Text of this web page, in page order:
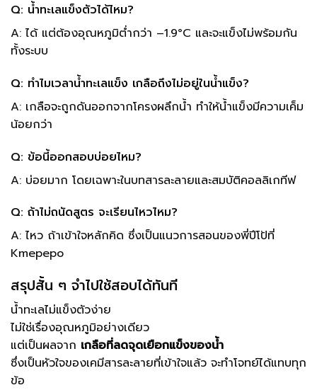
Q: น้ำทะเลแข็งตัวได้ไหม?
A: ได้ แต่ต้องอุณหภูมิต่ำกว่า –1.9°C และจะแข็งไม่พร้อมกัน
ทั้งระบบ
Q: ทำไมเวลาน้ำทะเลแข็ง เกลือถึงไม่อยู่ในน้ำแข็ง?
A: เกลือจะถูกดันออกจากโครงผลึกน้ำ ทำให้น้ำแข็งมีความเค็ม
น้อยกว่า
Q: ข้อนี้ออกสอบบ่อยไหม?
A: บ่อยมาก โดยเฉพาะในบทสารละลายและสมบัติคอลลิเกทีฟ
Q: ถ้าไม่ถนัดสูตร จะเรียนไหวไหม?
A: ไหว ถ้าเข้าใจหลักคิด ซึ่งเป็นแนวการสอนของพี่ปีโป้ที่
Kmepepo
สรุปสั้น ๆ จำไปใช้สอบได้ทันที
น้ำทะเลไม่แข็งตัวง่าย
ไม่ใช่เรื่องอุณหภูมิอย่างเดียว
แต่เป็นผลจาก เกลือที่ลดจุดเยือกแข็งของน้ำ
ซึ่งเป็นหัวใจของเคมีสารละลายที่เข้าใจแล้ว จะทำโจทย์ได้แทบทุก
ข้อ